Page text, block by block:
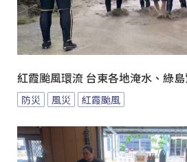
紅霞颱風環流 台東各地淹水、綠
防災 風災 紅霞颱風